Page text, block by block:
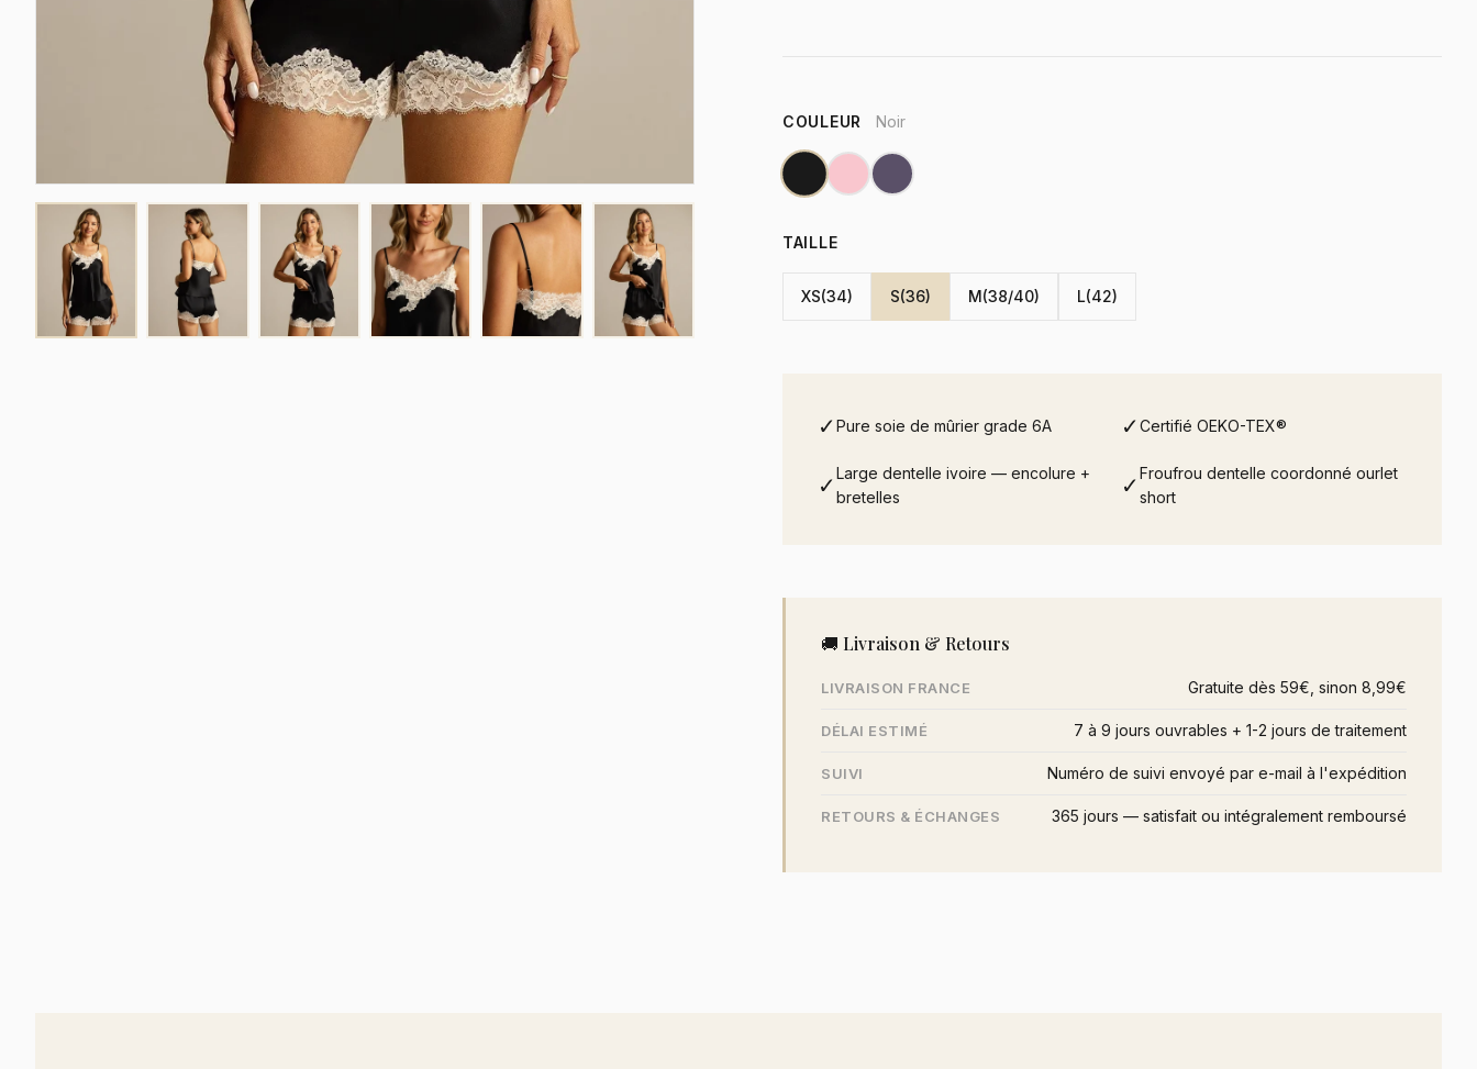
COULEUR Noir
TAILLE
XS(34) S(36) M(38/40) L(42)
✓Pure soie de mûrier grade 6A ✓Certifié OEKO-TEX®
✓Large dentelle ivoire — encolure +
bretelles
✓Froufrou dentelle coordonné ourlet
short
🚚 Livraison & Retours
LIVRAISON FRANCE Gratuite dès 59€, sinon 8,99€
DÉLAI ESTIMÉ 7 à 9 jours ouvrables + 1-2 jours de traitement
SUIVI Numéro de suivi envoyé par e-mail à l'expédition
RETOURS & ÉCHANGES 365 jours — satisfait ou intégralement remboursé